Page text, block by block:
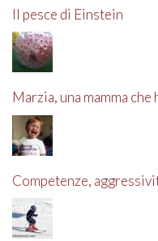
Il pesce di Einstein
Marzia, una mamma
Competenze,